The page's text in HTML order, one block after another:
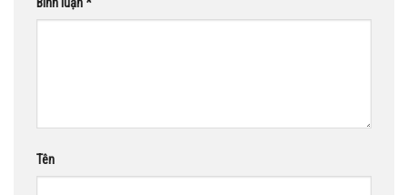
Bình luận*
Tên